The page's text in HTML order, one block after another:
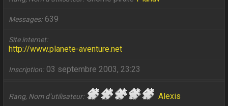
Messages 639
Site internet
http://www.planete-aventure.net
Inscription 03 septembre 2003, 23:23
Rang, Nom d’utilisateur Alexis